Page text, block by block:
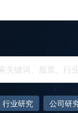
行业研究 公司研